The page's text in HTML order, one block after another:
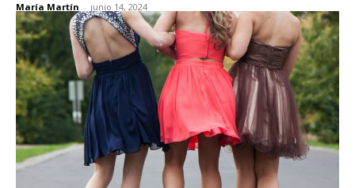
María Martín - junio 14, 2024